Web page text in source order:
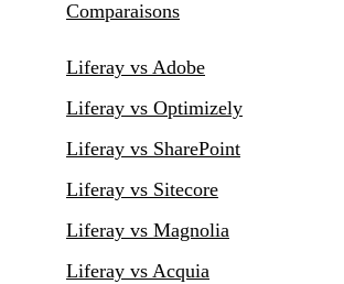
Comparaisons
Liferay vs Adobe
Liferay vs Optimizely
Liferay vs SharePoint
Liferay vs Sitecore
Liferay vs Magnolia
Liferay vs Acquia